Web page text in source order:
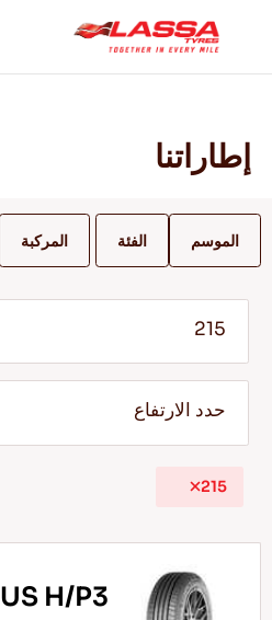
المدونات ومقاطع الفيديو
الخدمة والمساعدة
إطاراتنا
الموسم الفئة المركبة
215
حدد الارتفاع
215
H/P3